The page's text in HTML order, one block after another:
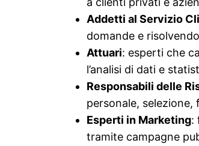
Addetti al Servizio
domande e
Attuari: esperti che
l’analisi di dati e
Responsabili delle
personale, selezione,
Esperti in Marketing:
tramite campagne